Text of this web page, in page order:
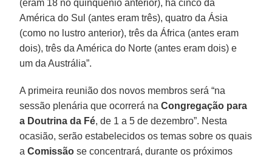
(eram 18 no quinquênio anterior), há cinco da
América do Sul (antes eram três), quatro da Ásia
(como no lustro anterior), três da África (antes eram
dois), três da América do Norte (antes eram dois) e
um da Austrália”.
A primeira reunião dos novos membros será “na
sessão plenária que ocorrerá naCongregação para
a Doutrina da Fé, de 1 a 5 de dezembro”. Nesta
ocasião, serão estabelecidos os temas sobre os quais
aComissão se concentrará, durante os próximos